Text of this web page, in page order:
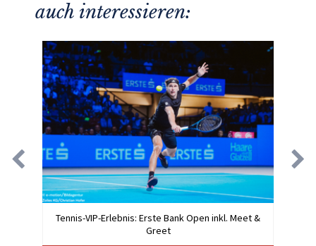
auch interessieren:
Tennis-VIP-Erlebnis: Erste Bank Open inkl. Meet &
Greet